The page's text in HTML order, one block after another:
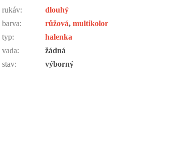
rukáv:
dlouhý
barva: růžová,multikolor
typ:
halenka
vada:
žádná
stav: výborný